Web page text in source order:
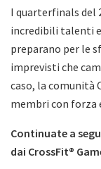
I quarterfinals del
incredibili talenti
preparano per le
imprevisti che
caso, la comunità
membri con forza
Continuate a
dai CrossFit®